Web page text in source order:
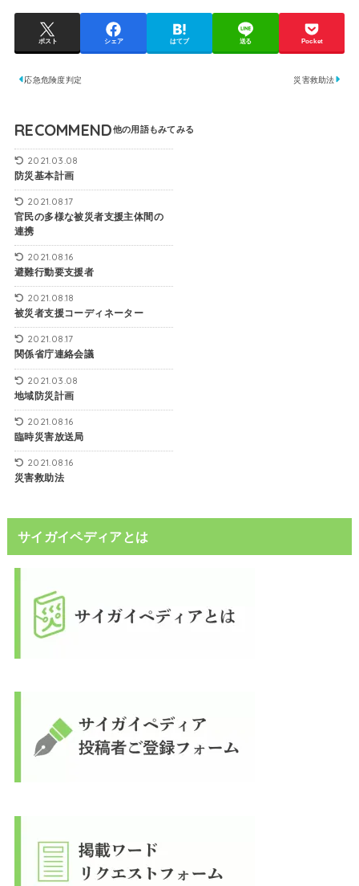
ポスト シェア はてブ 送る Pocket
応急危険度判定 災害救助法
RECOMMEND
2021.03.08
防災基本計画
2021.08.17
官民の多様な被災者支援主体間の
連携
2021.08.16
避難行動要支援者
2021.08.18
被災者支援コーディネーター
2021.08.17
関係省庁連絡会議
2021.03.08
地域防災計画
2021.08.16
臨時災害放送局
2021.08.16
災害救助法
サイガイペディアとは